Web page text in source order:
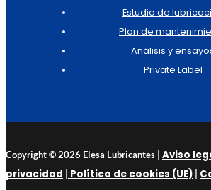
Estudio de
Plan de
Análisis y
Private Label
Copyright © 2026 Elesa Lubricantes | Aviso
privacidad | Política de cookies (UE) |